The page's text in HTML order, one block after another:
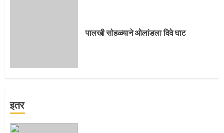
पालखी सोहळ्याने ओलांडला दिवे घाट
इतर